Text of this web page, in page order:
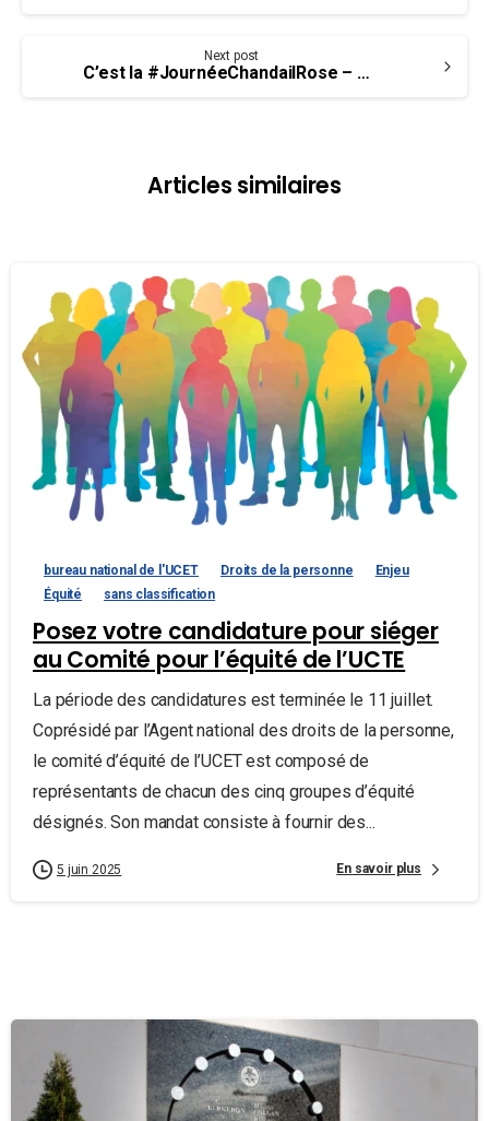
Next post
C’est la #JournéeChandailRose – Arrêtons l’harcèlement
Articles similaires
bureau national de l'UCET Droits de la personne
Enjeu
Équité
sans classification
Posez votre candidature pour siéger
au Comité pour l’équité de l’UCTE
La période des candidatures est terminée le 11 juillet.
Coprésidé par l’Agent national des droits de la personne,
le comité d’équité de l’UCET est composé de
représentants de chacun des cinq groupes d’équité
désignés. Son mandat consiste à fournir des...
5 juin 2025 En savoir plus